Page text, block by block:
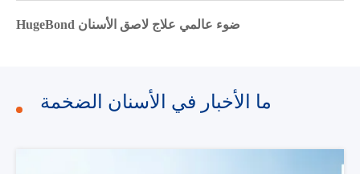
HugeBond ضوء عالمي علاج لاصق الأسنان
ما الأخبار في الأسنان الضخمة